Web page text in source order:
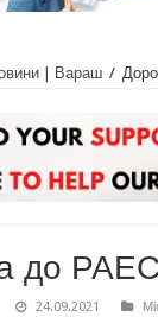
| Вараш /
до
24.09.2021